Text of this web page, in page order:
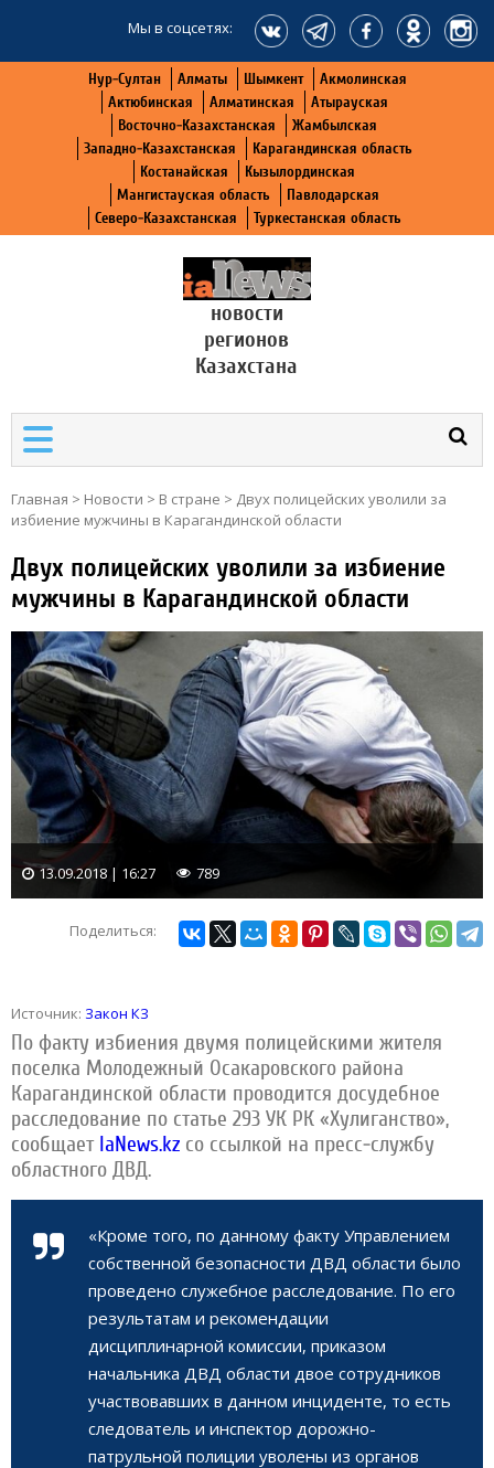
Мы в соцсетях:
Нур-Султан Алматы Шымкент
Акмолинская
Актюбинская
Алматинская
Атырауская
Восточно-Казахстанская
Жамбылская
Западно-Казахстанская
Карагандинская область
Костанайская
Кызылординская
Мангистауская область
Павлодарская
Северо-Казахстанская
Туркестанская область
новости
регионов
Казахстана
Главная > Новости > В стране > Двух полицейских уволили за
избиение мужчины в Карагандинской области
Двух полицейских уволили за избиение
мужчины в Карагандинской области
13.09.2018 | 16:27 789
Поделиться:
Источник: Закон КЗ
По факту избиения двумя полицейскими жителя
поселка Молодежный Осакаровского района
Карагандинской области проводится досудебное
расследование по статье 293 УК РК «Хулиганство»,
сообщает IaNews.kz со ссылкой на пресс-службу
областного ДВД.
«Кроме того, по данному факту Управлением
собственной безопасности ДВД области было
проведено служебное расследование. По его
результатам и рекомендации
дисциплинарной комиссии, приказом
начальника ДВД области двое сотрудников
участвовавших в данном инциденте, то есть
следователь и инспектор дорожно-
патрульной полиции уволены из органов